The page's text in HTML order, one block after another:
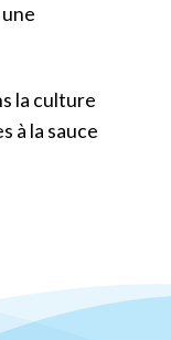
la culture
à la sauce